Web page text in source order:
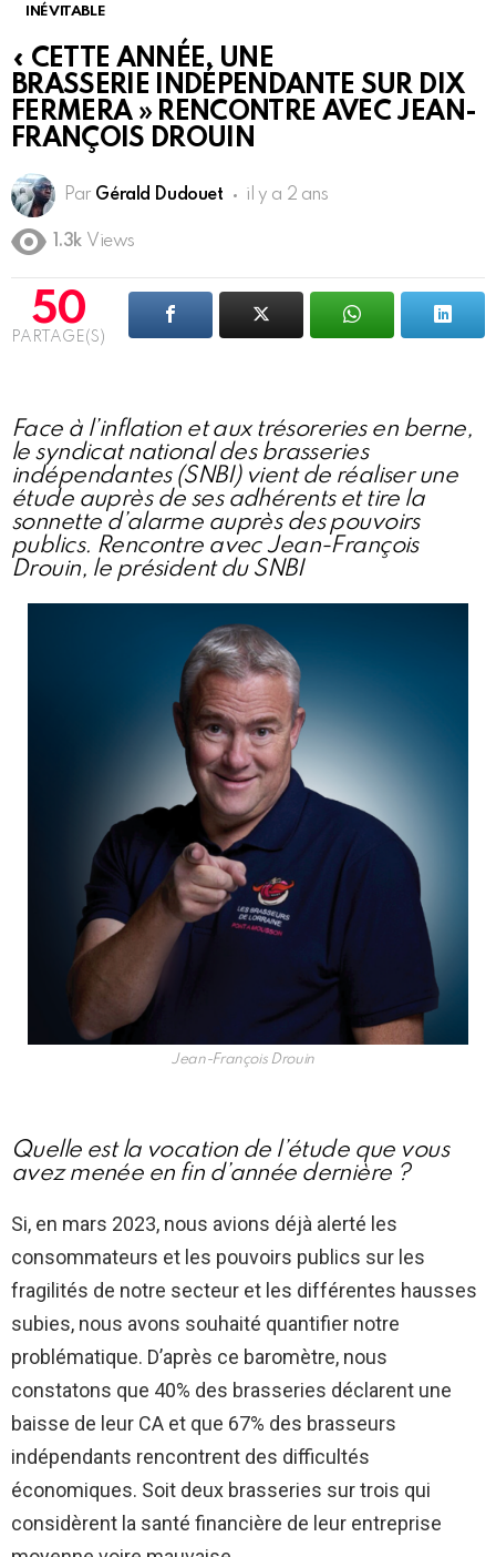
INÉVITABLE
« CETTE ANNÉE, UNE
BRASSERIE INDÉPENDANTE SUR DIX
FERMERA » RENCONTRE AVEC JEAN-
FRANÇOIS DROUIN
Par Gérald Dudouet il y a 2 ans
1.3k Views
50
PARTAGE(S)
Face à l’inflation et aux trésoreries en berne,
le syndicat national des brasseries
indépendantes (SNBI) vient de réaliser une
étude auprès de ses adhérents et tire la
sonnette d’alarme auprès des pouvoirs
publics. Rencontre avec Jean-François
Drouin, le président du SNBI
Jean-François Drouin
Quelle est la vocation de l’étude que vous
avez menée en fin d’année dernière ?
Si, en mars 2023, nous avions déjà alerté les
consommateurs et les pouvoirs publics sur les
fragilités de notre secteur et les différentes hausses
subies, nous avons souhaité quantifier notre
problématique. D’après ce baromètre, nous
constatons que 40% des brasseries déclarent une
baisse de leur CA et que 67% des brasseurs
indépendants rencontrent des difficultés
économiques. Soit deux brasseries sur trois qui
considèrent la santé financière de leur entreprise